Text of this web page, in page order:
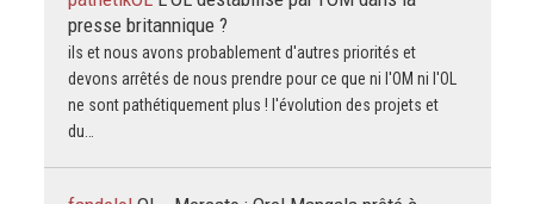
presse britannique ?
ils et nous avons probablement d'autres priorités et
devons arrêtés de nous prendre pour ce que ni l'OM ni l'OL
ne sont pathétiquement plus ! l'évolution des projets et
du…